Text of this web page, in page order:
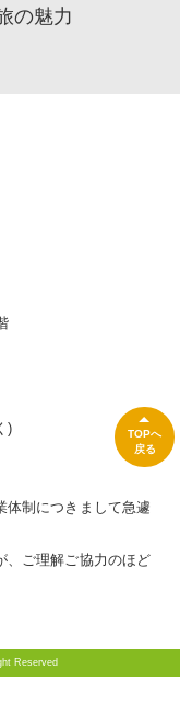
TOPへ
戻る
の魅力
)
制につきまして急遽
、ご理解ご協力のほど
Reserved